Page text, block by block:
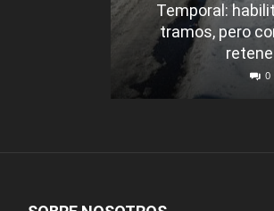
Temporal:
tramos, pero
0